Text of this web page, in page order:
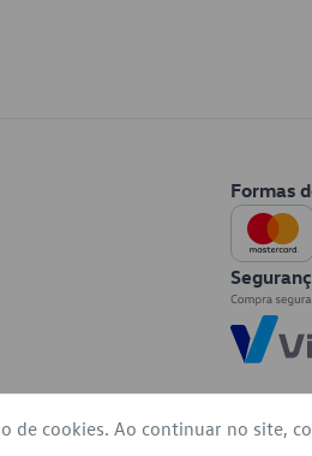
Formas
de cookies. Ao continuar no site,